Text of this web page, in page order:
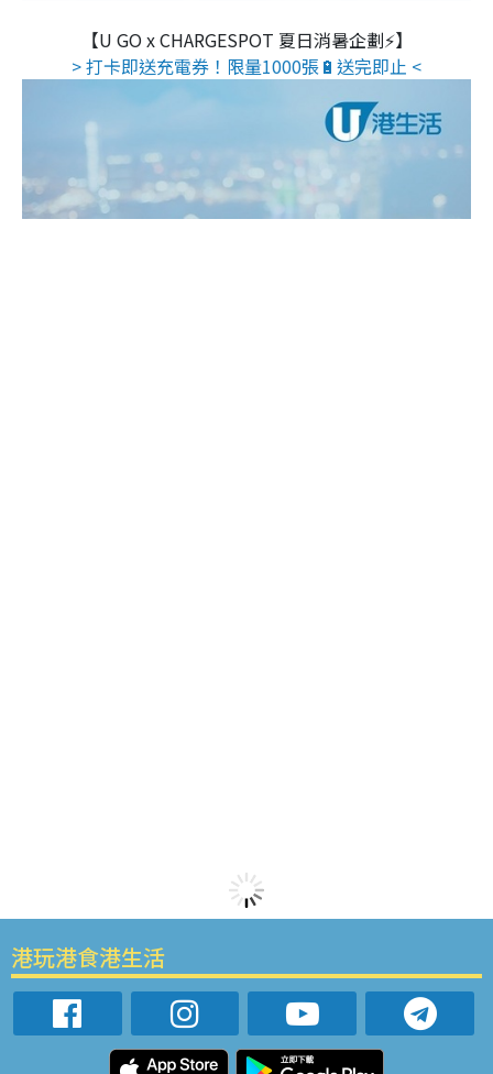
【U GO x CHARGESPOT 夏日消暑企劃⚡】
> 打卡即送充電券！限量1000張🔋送完即止 <
港玩港食港生活